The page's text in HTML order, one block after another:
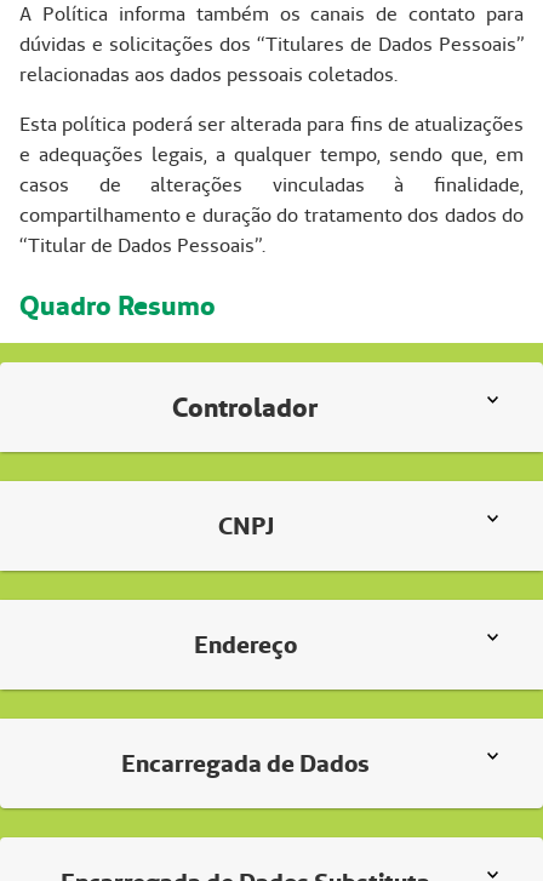
A Política informa também os canais de contato para
dúvidas e solicitações dos “Titulares de Dados Pessoais”
relacionadas aos dados pessoais coletados.
Esta política poderá ser alterada para fins de atualizações
e adequações legais, a qualquer tempo, sendo que, em
casos de alterações vinculadas à finalidade,
compartilhamento e duração do tratamento dos dados do
“Titular de Dados Pessoais”.
Quadro Resumo
Controlador
CNPJ
Endereço
Encarregada de Dados